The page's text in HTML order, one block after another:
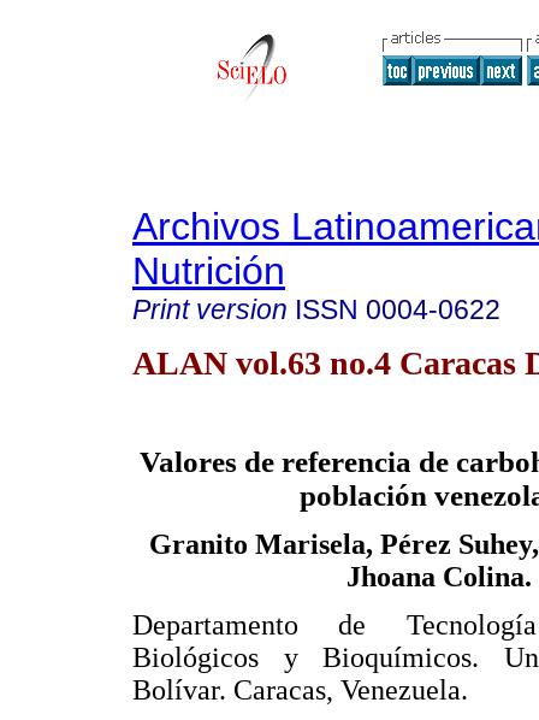
Archivos
Nutrición
Print version ISSN 0004-0622
ALAN vol.63 no.4 Caracas
Valores de referencia de
población
Granito Marisela, Pérez
Jhoana Colina.
Departamento de
Biológicos y Bioquímicos.
Bolívar. Caracas, Venezuela.